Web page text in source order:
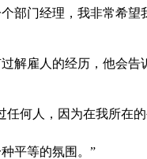
部门经理，我非常希
解雇人的经历，他会告
任何人，因为在我所在
平等的氛围。”